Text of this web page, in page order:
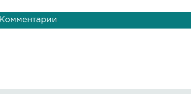
Комментарии